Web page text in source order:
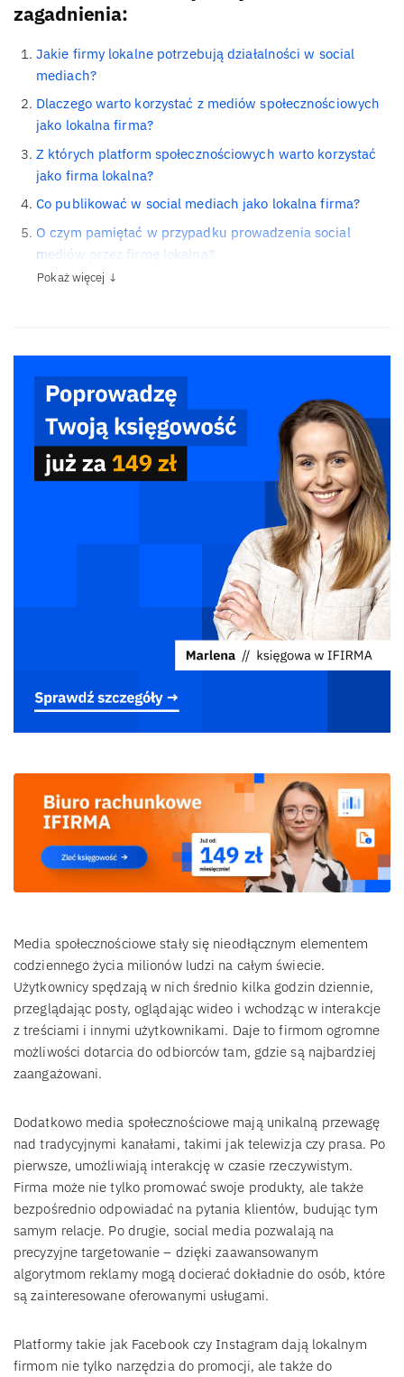
zagadnienia:
Jakie firmy lokalne potrzebują działalności w social
mediach?
Dlaczego warto korzystać z mediów społecznościowych
jako lokalna firma?
Z których platform społecznościowych warto korzystać
jako firma lokalna?
Co publikować w social mediach jako lokalna firma?
O czym pamiętać w przypadku prowadzenia social
mediów przez firmę lokalną?
Pokaż więcej ↓
Media społecznościowe stały się nieodłącznym elementem
codziennego życia milionów ludzi na całym świecie.
Użytkownicy spędzają w nich średnio kilka godzin dziennie,
przeglądając posty, oglądając wideo i wchodząc w interakcje
z treściami i innymi użytkownikami. Daje to firmom ogromne
możliwości dotarcia do odbiorców tam, gdzie są najbardziej
zaangażowani.
Dodatkowo media społecznościowe mają unikalną przewagę
nad tradycyjnymi kanałami, takimi jak telewizja czy prasa. Po
pierwsze, umożliwiają interakcję w czasie rzeczywistym.
Firma może nie tylko promować swoje produkty, ale także
bezpośrednio odpowiadać na pytania klientów, budując tym
samym relacje. Po drugie, social media pozwalają na
precyzyjne targetowanie – dzięki zaawansowanym
algorytmom reklamy mogą docierać dokładnie do osób, które
są zainteresowane oferowanymi usługami.
Platformy takie jak Facebook czy Instagram dają lokalnym
firmom nie tylko narzędzia do promocji, ale także do